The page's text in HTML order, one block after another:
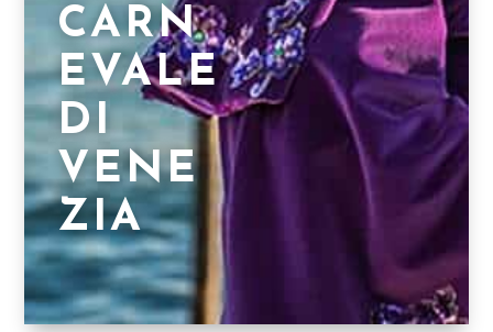
CARN
EVALE
DI
VENE
ZIA